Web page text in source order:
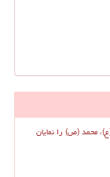
محمد (ص) را نمایان